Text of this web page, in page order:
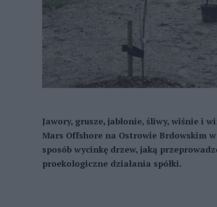
Jawory, grusze, jabłonie, śliwy, wiśnie i
Mars Offshore na Ostrowie Brdowskim
sposób wycinkę drzew, jaką
proekologiczne działania spółki.